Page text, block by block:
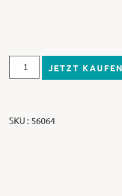
JETZT KAUFEN
SKU : 56064